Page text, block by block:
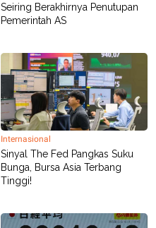
Seiring Berakhirnya Penutupan
Pemerintah AS
Internasional
Sinyal The Fed Pangkas Suku
Bunga, Bursa Asia Terbang
Tinggi!